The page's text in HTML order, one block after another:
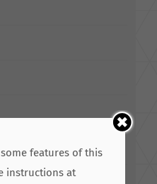
features of this
instructions at